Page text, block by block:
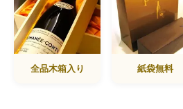
全品木箱入り 紙袋無料